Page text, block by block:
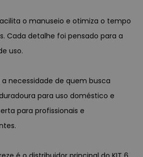
o manuseio e otimiza o tempo
Cada detalhe foi pensado para a
uso.
necessidade de quem busca
para uso doméstico e
para profissionais e